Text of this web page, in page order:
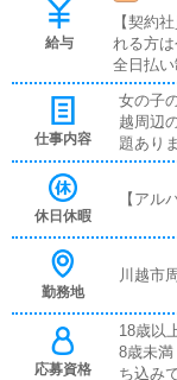
給与
【契約
れる方
全日払
してお
給1,400
レギュ
す！も
給1,200
仕事内容
女の子
越周辺
題あり
と比べ
ん。安
休日休暇
【アル
勤務地
川越市
応募資格
18歳以
8歳未
ち込み